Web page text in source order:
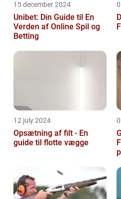
15 december 2024
Unibet: Din Guide til En
Verden af Online Spil og
Betting
12 july 2024
Opsætning af filt - En
guide til flotte vægge